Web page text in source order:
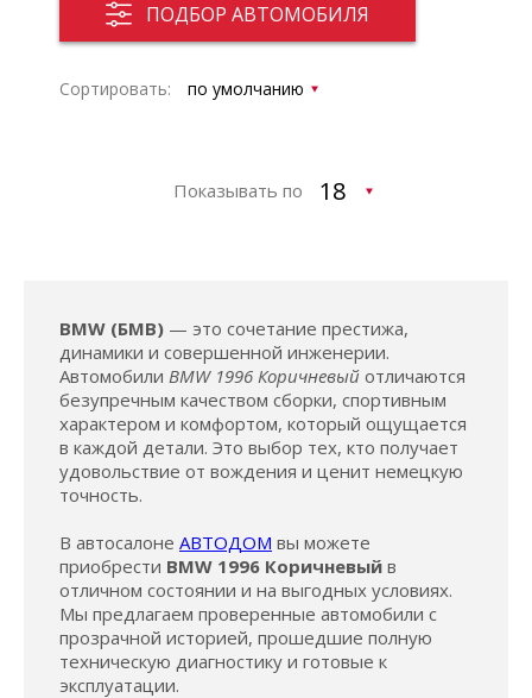
ПОДБОР АВТОМОБИЛЯ
Сортировать:
Показывать по
BMW (БМВ) — это сочетание престижа,
динамики и совершенной инженерии.
Автомобили BMW 1996 Коричневый отличаются
безупречным качеством сборки, спортивным
характером и комфортом, который ощущается
в каждой детали. Это выбор тех, кто получает
удовольствие от вождения и ценит немецкую
точность.
В автосалоне АВТОДОМ вы можете
приобрести BMW 1996 Коричневый в
отличном состоянии и на выгодных условиях.
Мы предлагаем проверенные автомобили с
прозрачной историей, прошедшие полную
техническую диагностику и готовые к
эксплуатации.